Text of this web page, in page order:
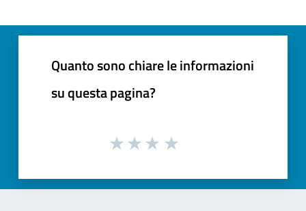
Quanto sono chiare le informazioni
su questa pagina?